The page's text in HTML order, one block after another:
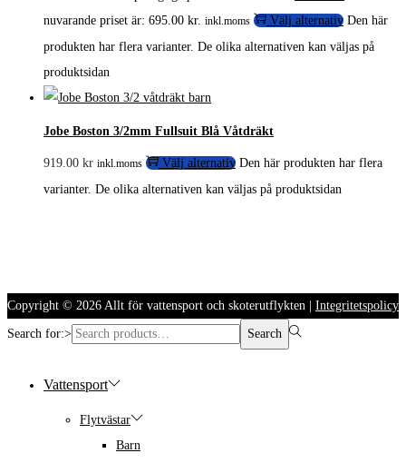
nuvarande priset är: 695.00 kr. inkl.moms Välj alternativ Den här
produkten har flera varianter. De olika alternativen kan väljas på
produktsidan
Jobe Boston 3/2mm Fullsuit Blå Våtdräkt
919.00 kr inkl.moms Välj alternativ Den här produkten har flera
varianter. De olika alternativen kan väljas på produktsidan
Copyright © 2026 Allt för vattensport och skoterutflykten Integritetspolicy
Search for:> Search
Vattensport
Flytvästar
Barn